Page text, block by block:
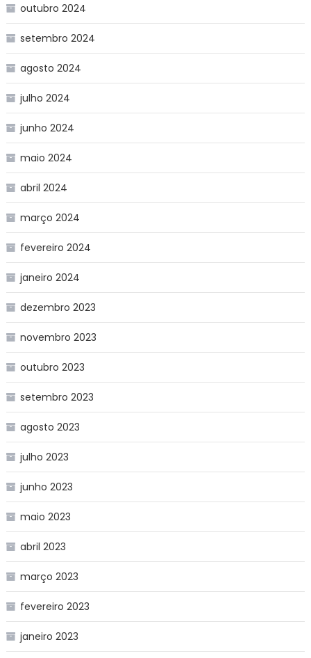
outubro 2024
setembro 2024
agosto 2024
julho 2024
junho 2024
maio 2024
abril 2024
março 2024
fevereiro 2024
janeiro 2024
dezembro 2023
novembro 2023
outubro 2023
setembro 2023
agosto 2023
julho 2023
junho 2023
maio 2023
abril 2023
março 2023
fevereiro 2023
janeiro 2023